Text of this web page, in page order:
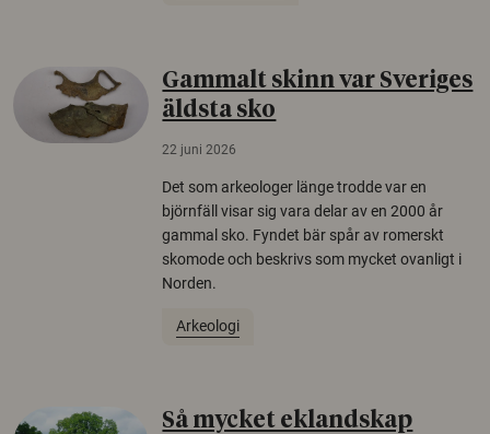
Gammalt skinn var Sveriges
äldsta sko
22 juni 2026
Det som arkeologer länge trodde var en
björnfäll visar sig vara delar av en 2000 år
gammal sko. Fyndet bär spår av romerskt
skomode och beskrivs som mycket ovanligt i
Norden.
Arkeologi
Så mycket eklandskap